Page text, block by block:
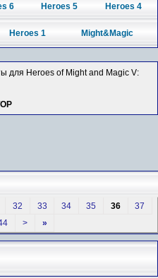
6 Heroes 5 Heroes 4
Heroes 1 Might&Magic
для Heroes of Might and Magic V:
32 33 34 35 36
37
> »